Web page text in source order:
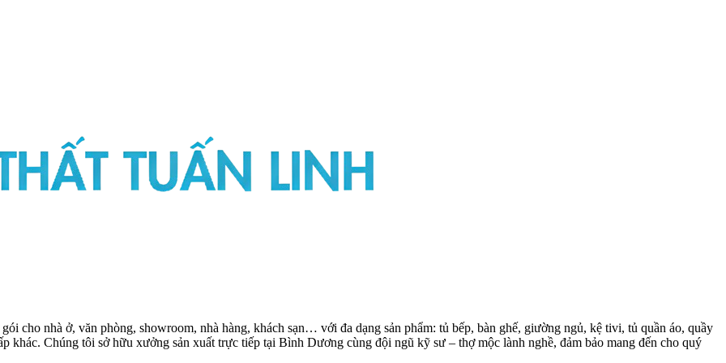
cho nhà ở, văn phòng, showroom, nhà hàng, khách sạn… với đa dạng sản phẩm: tủ bếp, bàn ghế, giường ngủ, kệ tivi, tủ quần áo, quầy
khác. Chúng tôi sở hữu xưởng sản xuất trực tiếp tại Bình Dương cùng đội ngũ kỹ sư – thợ mộc lành nghề, đảm bảo mang đến cho quý